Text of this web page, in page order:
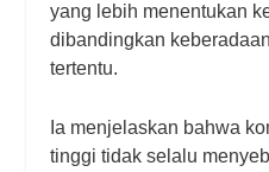
yang lebih menentukan
dibandingkan
tertentu.
Ia menjelaskan bahwa
tinggi tidak selalu